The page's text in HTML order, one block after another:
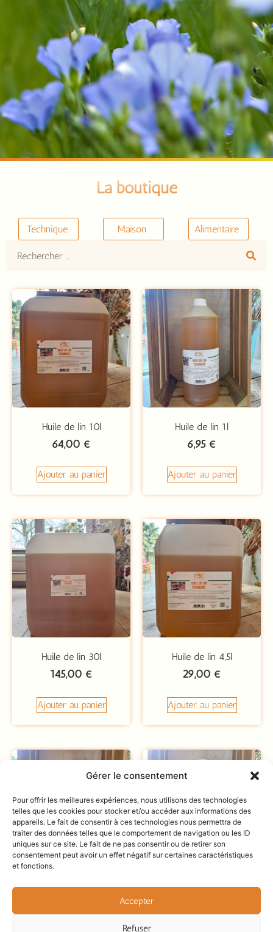
Gérer le consentement
Pour offrir les meilleures expériences, nous utilisons des technologies
telles que les cookies pour stocker et/ou accéder aux informations des
appareils. Le fait de consentir à ces technologies nous permettra de
traiter des données telles que le comportement de navigation ou les ID
uniques sur ce site. Le fait de ne pas consentir ou de retirer son
consentement peut avoir un effet négatif sur certaines caractéristiques
et fonctions.
Accepter
Refuser
La boutique
Technique Maison Alimentaire
Huile de lin 10l
64,00 €
Ajouter au panier
Huile de lin 1l
6,95 €
Ajouter au panier
Huile de lin 30l
145,00 €
Ajouter au panier
Huile de lin 4,5l
29,00 €
Ajouter au panier
Huile de lin clarifiée 1l
Huile de lin décolorée au
28,00€